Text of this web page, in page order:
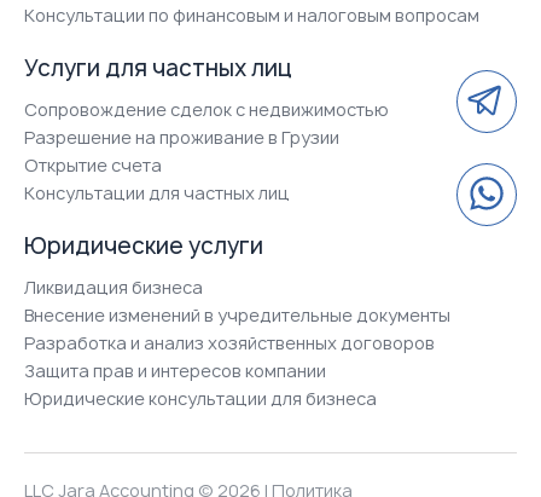
Консультации по финансовым и налоговым вопросам
Услуги для частных лиц
Сопровождение сделок с недвижимостью
Разрешение на проживание в Грузии
Открытие счета
Консультации для частных лиц
Юридические услуги
Ликвидация бизнеса
Внесение изменений в учредительные документы
Разработка и анализ хозяйственных договоров
Защита прав и интересов компании
Юридические консультации для бизнеса
LLC Jara Accounting © 2026 | Политика